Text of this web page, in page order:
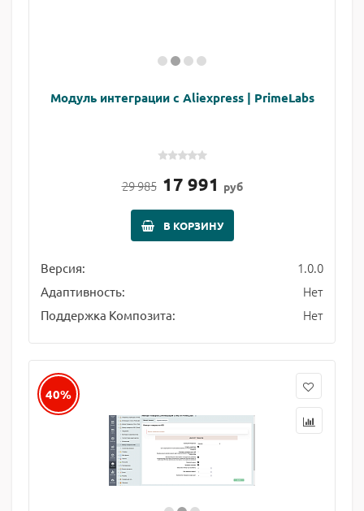
Модуль интеграции с Aliexpress | PrimeLabs
29 985 17 991 руб
В КОРЗИНУ
Версия: 1.0.0
Адаптивность: Нет
Поддержка Композита: Нет
40%